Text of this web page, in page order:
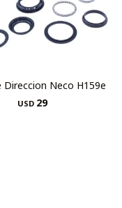
Direccion Neco H159e
USD 29